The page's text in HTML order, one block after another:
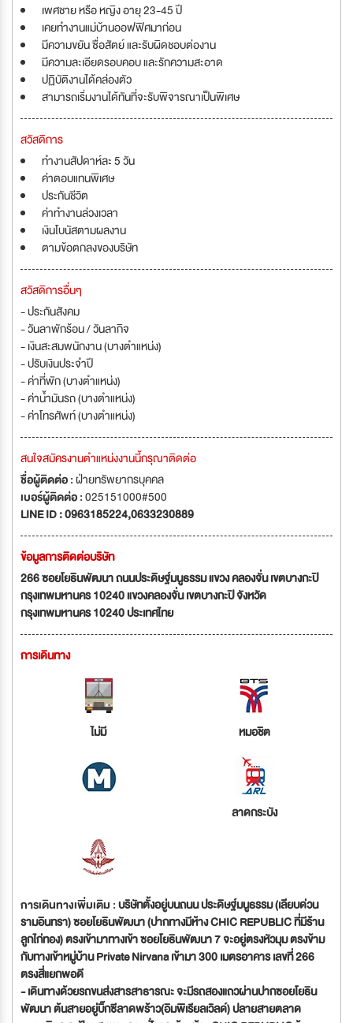
เพศชาย หรือ หญิง อายุ 23-45 ปี
เคยทำงานแม่บ้านออฟฟิศมาก่อน
มีความขยัน ซื่อสัตย์ และรับผิดชอบต่องาน
มีความละเอียดรอบคอบ และรักความสะอาด
ปฏิบัติงานได้คล่องตัว
สามารถเริ่มงานได้ทันที่จะรับพิจารณาเป็นพิเศษ
สวัสดิการ
ทำงานสัปดาห์ละ 5 วัน
ค่าตอบแทนพิเศษ
ประกันชีวิต
ค่าทำงานล่วงเวลา
เงินโบนัสตามผลงาน
ตามข้อตกลงของบริษัท
สวัสดิการอื่นๆ
- ประกันสังคม
- วันลาพักร้อน / วันลากิจ
- เงินสะสมพนักงาน (บางตำแหน่ง)
- ปรับเงินประจำปี
- ค่าที่พัก (บางตำแหน่ง)
- ค่าน้ำมันรถ (บางตำแหน่ง)
- ค่าโทรศัพท์ (บางตำแหน่ง)
สนใจสมัครงานตำแหน่งงานนี้กรุณาติดต่อ
ชื่อผู้ติดต่อ :ฝ่ายทรัพยากรบุคคล
เบอร์ผู้ติดต่อ :025151000#500
LINE ID : 0963185224,0633230889
ข้อมูลการติดต่อบริษัท
266 ซอยโยธินพัฒนา ถนนประดิษฐ์มนูธรรม แขวง คลองจั่น เขตบางกะปิ
กรุงเทพมหานคร 10240 แขวงคลองจั่น เขตบางกะปิ จังหวัด
กรุงเทพมหานคร 10240 ประเทศไทย
การเดินทาง
ไม่มี หมอชิต
ลาดกระบัง
การเดินทางเพิ่มเติม :บริษัทตั้งอยู่บนถนน ประดิษฐ์มนูธรรม (เลียบด่วน
รามอินทรา) ซอยโยธินพัฒนา (ปากทางมีห้าง CHIC REPUBLIC ที่มีร้าน
ลูกไก่ทอง) ตรงเข้ามาทางเข้า ซอยโยธินพัฒนา 7 จะอยู่ตรงหัวมุม ตรงข้าม
กับทางเข้าหมู่บ้าน Private Nirvana เข้ามา 300 เมตรอาคาร เลขที่ 266
ตรงสี่แยกพอดี
- เดินทางด้วยรถขนส่งสารสาธารณะ จะมีรถสองแถวผ่านปากซอยโยธิน
พัฒนา ต้นสายอยู่บิ๊กซีลาดพร้าว(อิมพิเรียลเวิลด์) ปลายสายตลาด